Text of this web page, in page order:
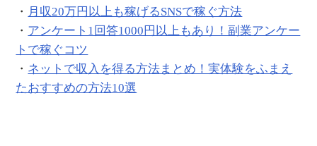
・ 月収20万円以上も稼げるSNSで稼ぐ方法
・ アンケート1回答1000円以上もあり！副業アンケー
トで稼ぐコツ
・ ネットで収入を得る方法まとめ！実体験をふまえ
たおすすめの方法10選